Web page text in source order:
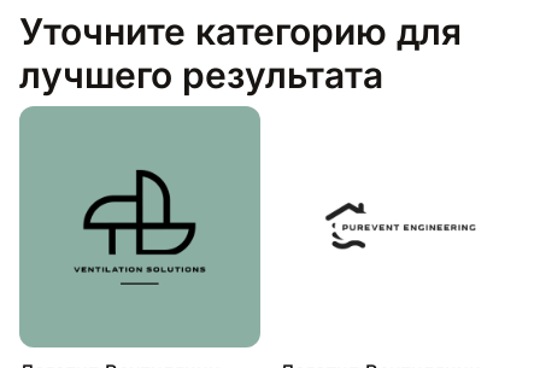
Уточните категорию для
лучшего результата